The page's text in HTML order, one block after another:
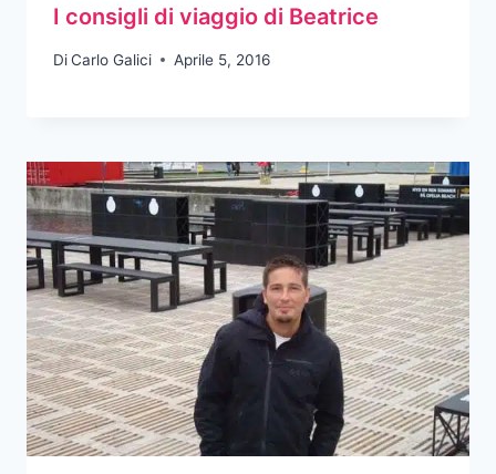
I consigli di viaggio di Beatrice
DiCarlo Galici Aprile 5, 2016